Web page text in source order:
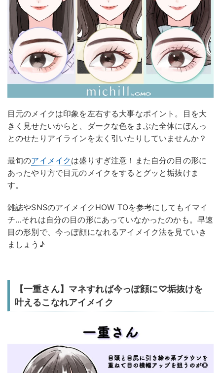
目元のメイクは印象を左右する大事なポイント。目を大
きく見せたいからと、ダークな色をまぶた全体にぼんっ
とのせたりアイラインを太く引いたりしていませんか？
最旬のアイメイクは盛りすぎ注意！また自分の目の形に
あったやり方で目元のメイクをするとグッと垢抜けま
す。
雑誌やSNSのアイメイクHOW TOを参考にしてもイマイ
チ…それは自分の目の形にあっていなかったのかも。早速
目の形別で、今っぽ顔になれるアイメイク法を見ていき
ましょう♪
【一重さん】マネすれば今っぽ顔に♡垢抜けを
叶えるこなれアイメイク